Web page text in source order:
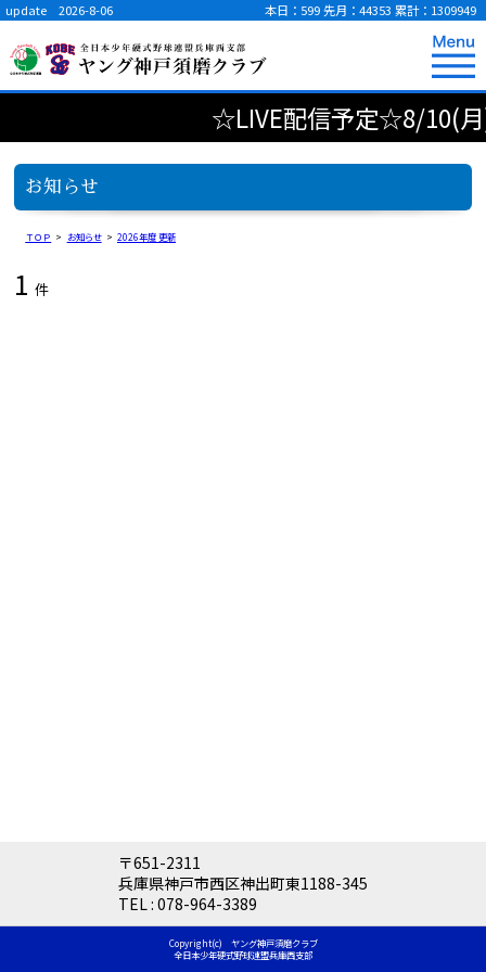
update 2026-8-06 本日：599 先月：44353 累計：1309949
☆LIVE配信予定☆8/10(月
お知らせ
ＴＯＰ > お知らせ > 2026年度 更新
1 件
〒651-2311
兵庫県神戸市西区神出町東1188-345
TEL : 078-964-3389
Copyright(c) ヤング神戸須磨クラブ
全日本少年硬式野球連盟兵庫西支部